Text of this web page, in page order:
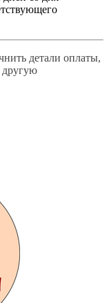
детали оплаты,
другую